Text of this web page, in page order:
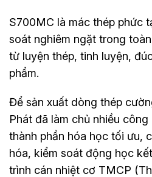
S700MC là mác thép phức
soát nghiêm ngặt trong
từ luyện thép, tinh luyện,
phẩm.
Để sản xuất dòng thép
Phát đã làm chủ nhiều
thành phần hóa học tối ưu,
hóa, kiểm soát động học
trình cán nhiệt cơ TMCP